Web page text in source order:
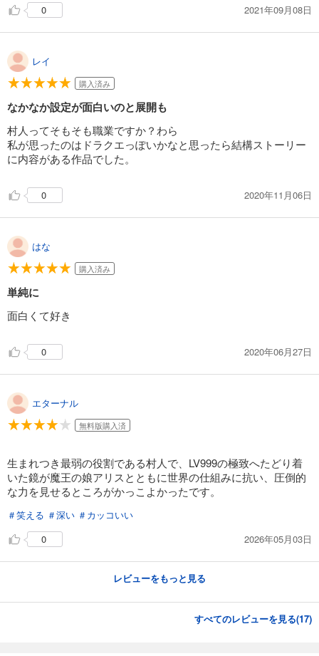
カート
LV999の村人(19)
792円 (税込)
試し読み
あらすじを表示する
試し読み
0 2021年09月08日
レイ
購入済み
なかなか設定が面白いのと展開も
村人ってそもそも職業ですか？わら
私が思ったのはドラクエっぽいかなと思ったら結構ストーリー
に内容がある作品でした。
0 2020年11月06日
はな
購入済み
単純に
面白くて好き
0 2020年06月27日
エターナル
無料版購入済
生まれつき最弱の役割である村人で、LV999の極致へたどり着
いた鏡が魔王の娘アリスとともに世界の仕組みに抗い、圧倒的
な力を見せるところがかっこよかったです。
＃笑える ＃深い ＃カッコいい
0
2026年05月03日
レビューをもっと見る
すべてのレビューを見る(17)